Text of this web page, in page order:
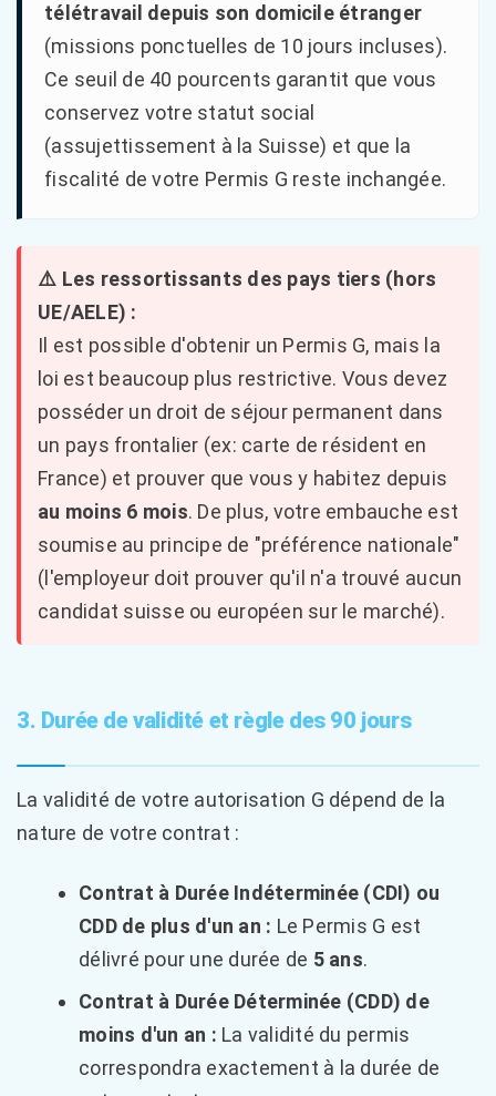
télétravail depuis son domicile étranger
(missions ponctuelles de 10 jours incluses).
Ce seuil de 40 pourcents garantit que vous
conservez votre statut social
(assujettissement à la Suisse) et que la
fiscalité de votre Permis G reste inchangée.
⚠️ Les ressortissants des pays tiers (hors
UE/AELE) :
Il est possible d'obtenir un Permis G, mais la
loi est beaucoup plus restrictive. Vous devez
posséder un droit de séjour permanent dans
un pays frontalier (ex: carte de résident en
France) et prouver que vous y habitez depuis
au moins 6 mois. De plus, votre embauche est
soumise au principe de "préférence nationale"
(l'employeur doit prouver qu'il n'a trouvé aucun
candidat suisse ou européen sur le marché).
3. Durée de validité et règle des 90 jours
La validité de votre autorisation G dépend de la
nature de votre contrat :
Contrat à Durée Indéterminée (CDI) ou
CDD de plus d'un an : Le Permis G est
délivré pour une durée de 5 ans.
Contrat à Durée Déterminée (CDD) de
moins d'un an : La validité du permis
correspondra exactement à la durée de